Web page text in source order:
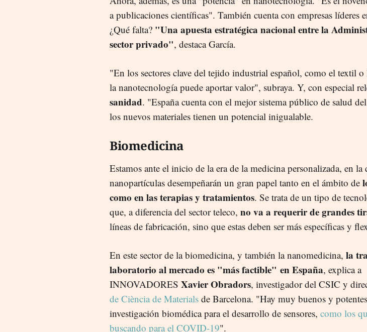
a publicaciones científicas". También cuenta con empresas líderes
¿Qué falta? "Una apuesta estratégica nacional entre la
sector privado", destaca García.
"En los sectores clave del tejido industrial español, como el textil
la nanotecnología puede aportar valor", subraya. Y, con especial
sanidad. "España cuenta con el mejor sistema público de salud
los nuevos materiales tienen un potencial inigualable.
Biomedicina
Estamos ante el inicio de la era de la medicina personalizada, en la
nanopartículas desempeñarán un gran papel tanto en el ámbito de
como en las terapias y tratamientos. Se trata de un tipo de
que, a diferencia del sector teleco, no va a requerir de grandes
líneas de fabricación, sino que estas deben ser más específicas y
En este sector de la biomedicina, y también la nanomedicina, la
laboratorio al mercado es "más factible" en España, explica a
INNOVADORES Xavier Obradors, investigador del CSIC y
de Ciència de Materials de Barcelona. "Hay muy buenos y
investigación biomédica para el desarrollo de sensores, como los
buscando para el COVID-19".